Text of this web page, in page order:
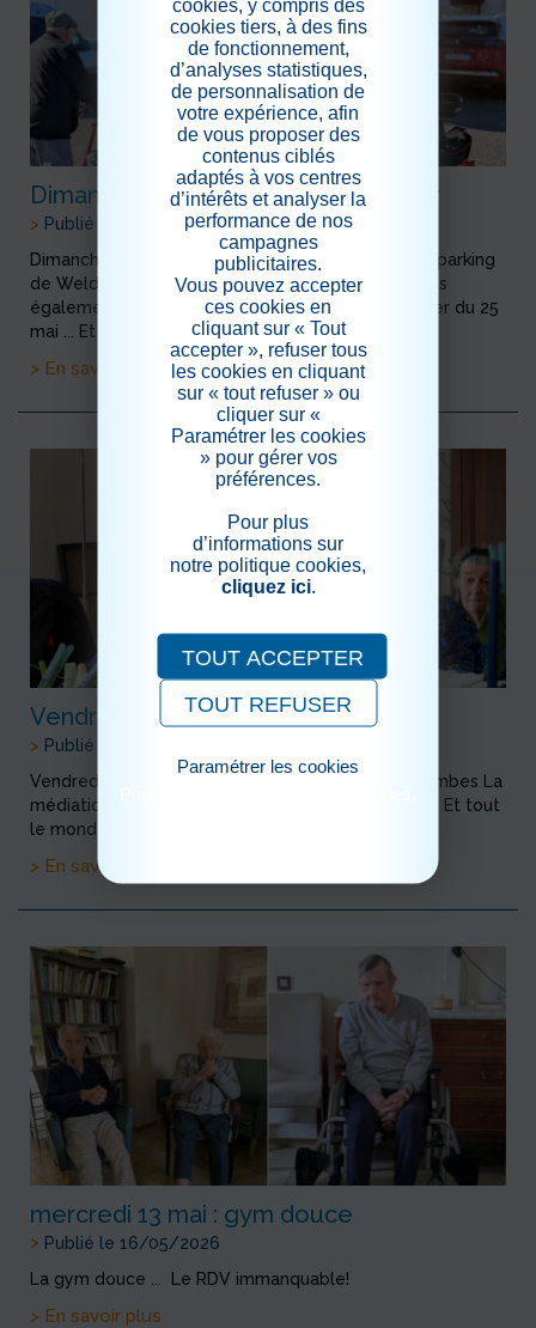
Dimanche 17 mai : sortie vide grenier
> Publié le 18/05/2026
Dimanche 17 décembre : sortie au vide grenier du parking
de Weldom... Nous y sommes allés pour flâner mais
également pour prospecter pour notre vide grenier du 25
mai ... Et voici l'expert en la matière : Mr D...
> En savoir plus
Vendredi 15 mai : médiation animale
> Publié le 16/05/2026
Vendredi après midi, christelle a apporté ses colombes La
médiation animale "pour tous" c'est 1 fois par mois Et tout
le monde passe un agréable moment ...
> En savoir plus
mercredi 13 mai : gym douce
> Publié le 16/05/2026
La gym douce ... Le RDV immanquable!
> En savoir plus
cookies, y compris des
cookies tiers, à des fins
de fonctionnement,
d’analyses statistiques,
de personnalisation de
votre expérience, afin
de vous proposer des
contenus ciblés
adaptés à vos centres
d’intérêts et analyser la
performance de nos
campagnes
publicitaires.
Vous pouvez accepter
ces cookies en
cliquant sur « Tout
accepter », refuser tous
les cookies en cliquant
sur « tout refuser » ou
cliquer sur «
Paramétrer les cookies
» pour gérer vos
préférences.
Pour plus
d’informations sur
notre politique cookies,
cliquez ici.
TOUT ACCEPTER
TOUT REFUSER
Paramétrer les cookies